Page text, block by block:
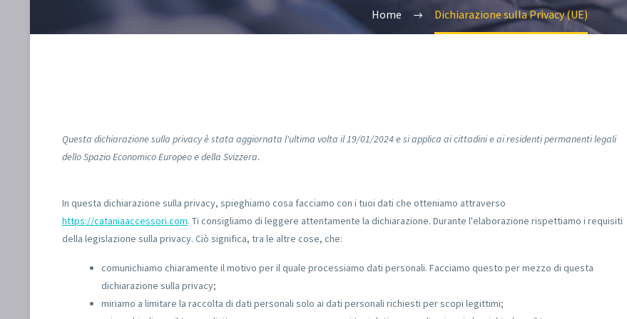
Home Dichiarazione sulla Privacy (UE)
Questa dichiarazione sulla privacy è stata aggiornata l'ultima volta il 19/01/2024 e si applica ai cittadini e ai residenti permanenti legali
dello Spazio Economico Europeo e della Svizzera.
In questa dichiarazione sulla privacy, spieghiamo cosa facciamo con i tuoi dati che otteniamo attraverso
https://cataniaaccessori.com. Ti consigliamo di leggere attentamente la dichiarazione. Durante l'elaborazione rispettiamo i requisiti
della legislazione sulla privacy. Ciò significa, tra le altre cose, che:
comunichiamo chiaramente il motivo per il quale processiamo dati personali. Facciamo questo per mezzo di questa
dichiarazione sulla privacy;
miriamo a limitare la raccolta di dati personali solo ai dati personali richiesti per scopi legittimi;